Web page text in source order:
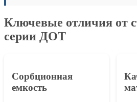
Ключевые отличия от
серии ДОТ
Сорбционная
емкость